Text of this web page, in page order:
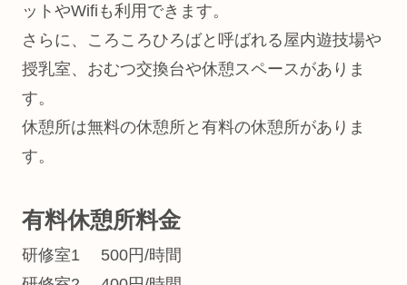
ットやWifiも利用できます。
さらに、ころころひろばと呼ばれる屋内遊技場や
授乳室、おむつ交換台や休憩スペースがありま
す。
休憩所は無料の休憩所と有料の休憩所がありま
す。
有料休憩所料金
研修室1 500円/時間